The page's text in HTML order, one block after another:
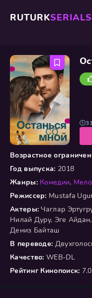
RUTURKSERIALS
Возрастное
Год выпуска: 2018
Жанры: Комедии,
Режиссер: Mustafa
Актеры: Чаглар
Нилай Дуру, Эге
Дениз Байташ
В переводе:
Качество: WEB-DL
Рейтинг Кинопоиск: